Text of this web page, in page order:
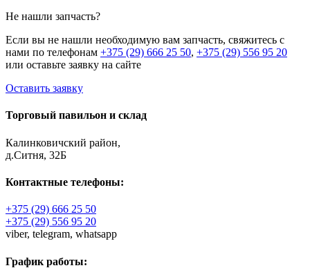
Не нашли запчасть?
Если вы не нашли необходимую вам запчасть, свяжитесь с
нами по телефонам +375 (29) 666 25 50, +375 (29) 556 95 20
или оставьте заявку на сайте
Оставить заявку
Торговый павильон и склад
Калинковичский район,
д.Ситня, 32Б
Контактные телефоны:
+375 (29) 666 25 50
+375 (29) 556 95 20
viber, telegram, whatsapp
График работы: